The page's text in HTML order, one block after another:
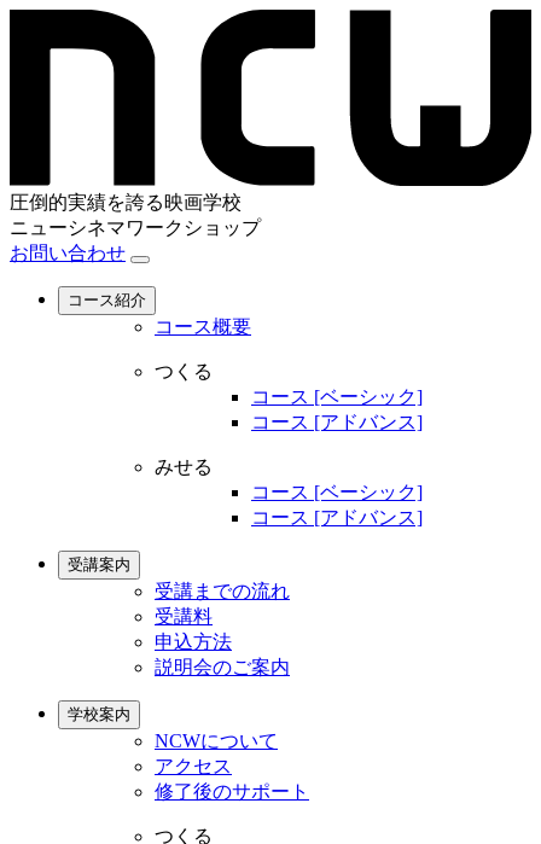
圧倒的実績を誇る映画学校
ニューシネマワークショップ
お問い合わせ
コース紹介
コース概要
つくる
コース [ベーシック]
コース [アドバンス]
みせる
コース [ベーシック]
コース [アドバンス]
受講案内
受講までの流れ
受講料
申込方法
説明会のご案内
学校案内
NCWについて
アクセス
修了後のサポート
つくる